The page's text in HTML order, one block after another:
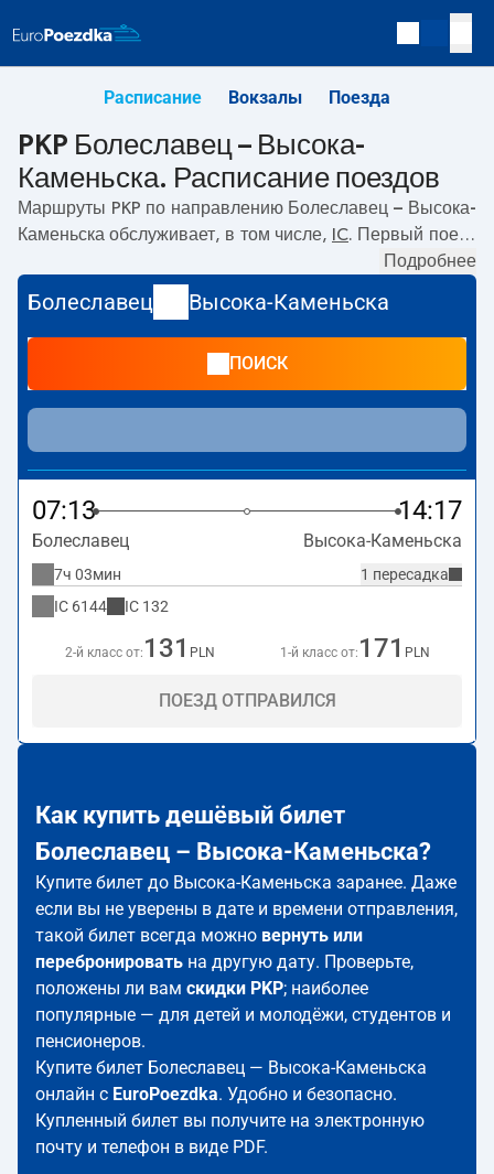
Расписание Вокзалы Поезда
PKP Болеславец – Высока-
Каменьска. Расписание поездов
Маршруты PKP по направлению Болеславец – Высока-
Каменьска обслуживает, в том числе, IC. Первый поезд
с вокзала PKP Болеславец.
Последний поезд до Высока-Каменьска отправляется в
07:13. В настоящее время по маршрутуБолеславец
Высока-Каменьскане курсируют другие поезда
перевозчика PKP Intercity. Поезд заканчивает маршрут
на станции Высока-Каменьска.
Подробнее
Болеславец Высока-Каменьска
ПОИСК
07:13 14:17
Болеславец Высока-Каменьска
1 пересадка
7ч 03мин
IC 6144 IC 132
2-й класс от: 131 PLN 1-й класс от: 171 PLN
ПОЕЗД ОТПРАВИЛСЯ
Как купить дешёвый билет
Болеславец – Высока-Каменьска?
Купите билет до Высока-Каменьска заранее. Даже
если вы не уверены в дате и времени отправления,
такой билет всегда можно вернуть или
перебронировать на другую дату. Проверьте,
положены ли вам скидки PKP; наиболее
популярные — для детей и молодёжи, студентов и
пенсионеров.
Купите билет Болеславец — Высока-Каменьска
онлайн с EuroPoezdka. Удобно и безопасно.
Купленный билет вы получите на электронную
почту и телефон в виде PDF.